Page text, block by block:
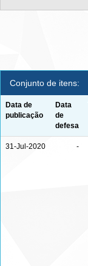
Conjunto de itens:
Data de
publicação
Data
de
defesa
31-Jul-2020 -